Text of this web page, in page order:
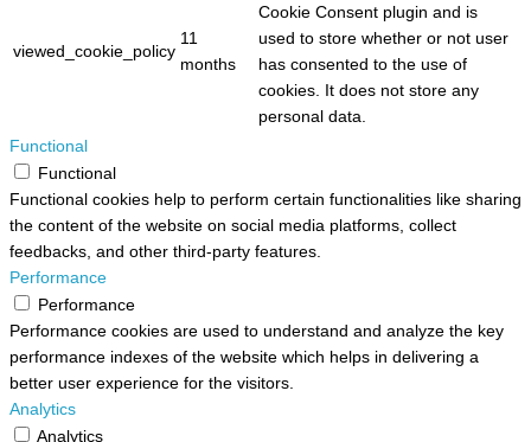
viewed_cookie_policy
11
months
Cookie Consent plugin and is
used to store whether or not user
has consented to the use of
cookies. It does not store any
personal data.
Functional
Functional
Functional cookies help to perform certain functionalities like sharing
the content of the website on social media platforms, collect
feedbacks, and other third-party features.
Performance
Performance
Performance cookies are used to understand and analyze the key
performance indexes of the website which helps in delivering a
better user experience for the visitors.
Analytics
Analytics